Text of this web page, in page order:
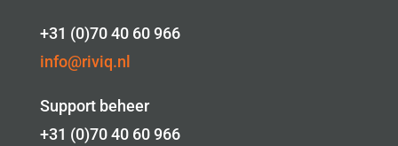
+31 (0)70 40 60 966
info@riviq.nl
Support beheer
+31 (0)70 40 60 966